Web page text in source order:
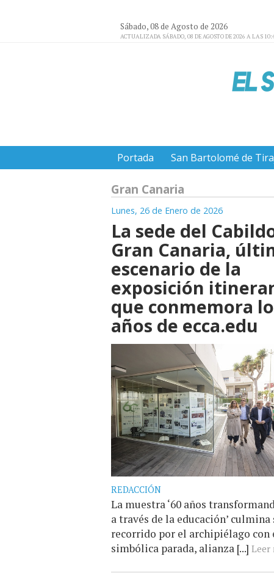
Sábado, 08 de Agosto de 2026
ACTUALIZADA SÁBADO, 08 DE AGOSTO DE 2026 A LAS
Portada San Bartolomé de
Gran Canaria
Lunes, 26 de Enero de 2026
La sede del
Gran Canaria,
escenario de la
exposición
que conmemora
años de ecca.edu
REDACCIÓN
La muestra ‘60 años
a través de la educación’ culmina
recorrido por el archipiélago con
simbólica parada, alianza [...] Leer